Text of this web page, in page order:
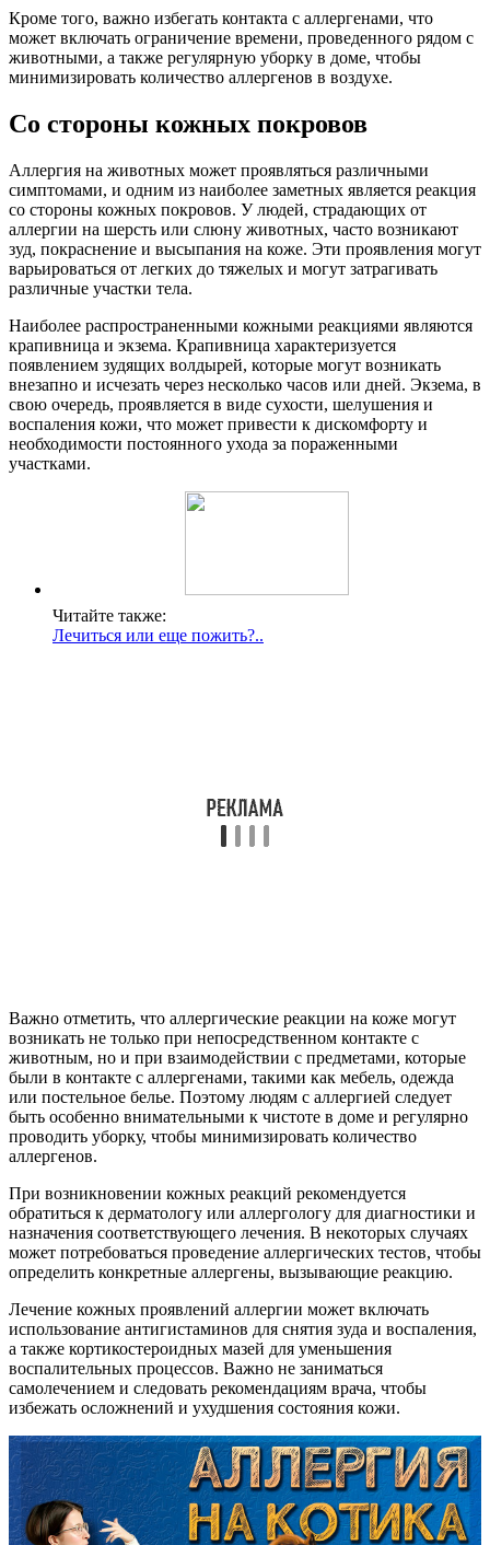
Кроме того, важно избегать контакта с аллергенами, что
может включать ограничение времени, проведенного рядом с
животными, а также регулярную уборку в доме, чтобы
минимизировать количество аллергенов в воздухе.
Со стороны кожных покровов
Аллергия на животных может проявляться различными
симптомами, и одним из наиболее заметных является реакция
со стороны кожных покровов. У людей, страдающих от
аллергии на шерсть или слюну животных, часто возникают
зуд, покраснение и высыпания на коже. Эти проявления могут
варьироваться от легких до тяжелых и могут затрагивать
различные участки тела.
Наиболее распространенными кожными реакциями являются
крапивница и экзема. Крапивница характеризуется
появлением зудящих волдырей, которые могут возникать
внезапно и исчезать через несколько часов или дней. Экзема, в
свою очередь, проявляется в виде сухости, шелушения и
воспаления кожи, что может привести к дискомфорту и
необходимости постоянного ухода за пораженными
участками.
Читайте также:
Лечиться или еще пожить?..
Важно отметить, что аллергические реакции на коже могут
возникать не только при непосредственном контакте с
животным, но и при взаимодействии с предметами, которые
были в контакте с аллергенами, такими как мебель, одежда
или постельное белье. Поэтому людям с аллергией следует
быть особенно внимательными к чистоте в доме и регулярно
проводить уборку, чтобы минимизировать количество
аллергенов.
При возникновении кожных реакций рекомендуется
обратиться к дерматологу или аллергологу для диагностики и
назначения соответствующего лечения. В некоторых случаях
может потребоваться проведение аллергических тестов, чтобы
определить конкретные аллергены, вызывающие реакцию.
Лечение кожных проявлений аллергии может включать
использование антигистаминов для снятия зуда и воспаления,
а также кортикостероидных мазей для уменьшения
воспалительных процессов. Важно не заниматься
самолечением и следовать рекомендациям врача, чтобы
избежать осложнений и ухудшения состояния кожи.